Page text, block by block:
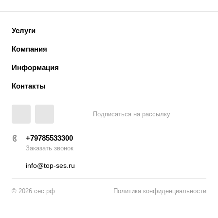
Услуги
Компания
Информация
Контакты
Подписаться на рассылку
+79785533300
Заказать звонок
info@top-ses.ru
© 2026 сес.рф Политика конфиденциальности